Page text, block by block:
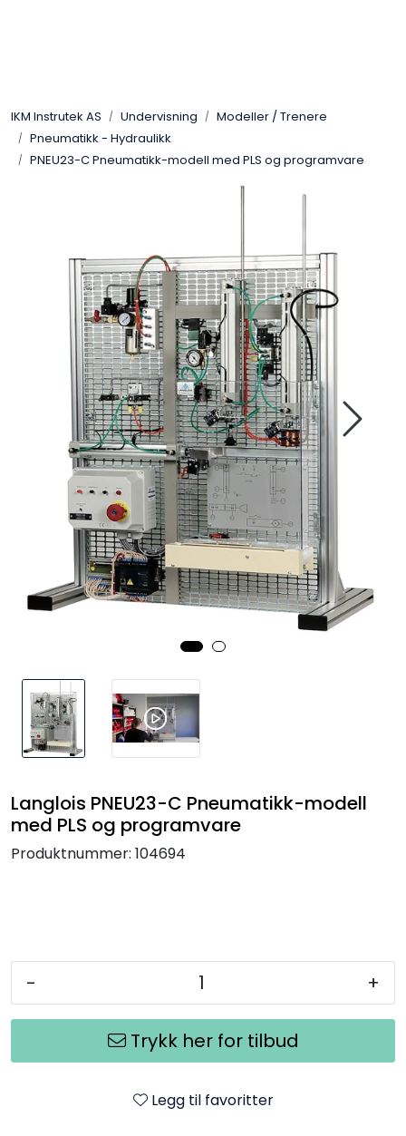
IKM Instrutek AS Undervisning
Modeller / Trenere
Pneumatikk - Hydraulikk
PNEU23-C Pneumatikk-modell med PLS og programvare
Langlois PNEU23-C Pneumatikk-modell
med PLS og programvare
Produktnummer: 104694
- +
Trykk her for tilbud
Legg til favoritter
Elektro
Frekvensomformere
Miljø og sikkerhet
Kalibratorer
Termografi
Undervisning
Navigasjon & Kommunikasjon
Maskinvern & Instrumentering
Outlet